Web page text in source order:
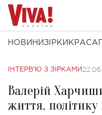
НОВИНИ ЗІРКИ КРАСА
ІНТЕРВ'Ю З ЗІРКАМИ
Валерій
життя, політику